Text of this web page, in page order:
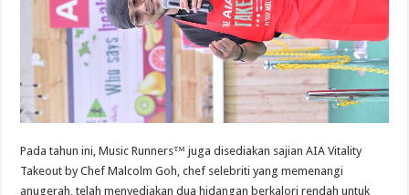
Pada tahun ini, Music Runners™ juga disediakan sajian AIA Vitality
Takeout by Chef Malcolm Goh, chef selebriti yang memenangi